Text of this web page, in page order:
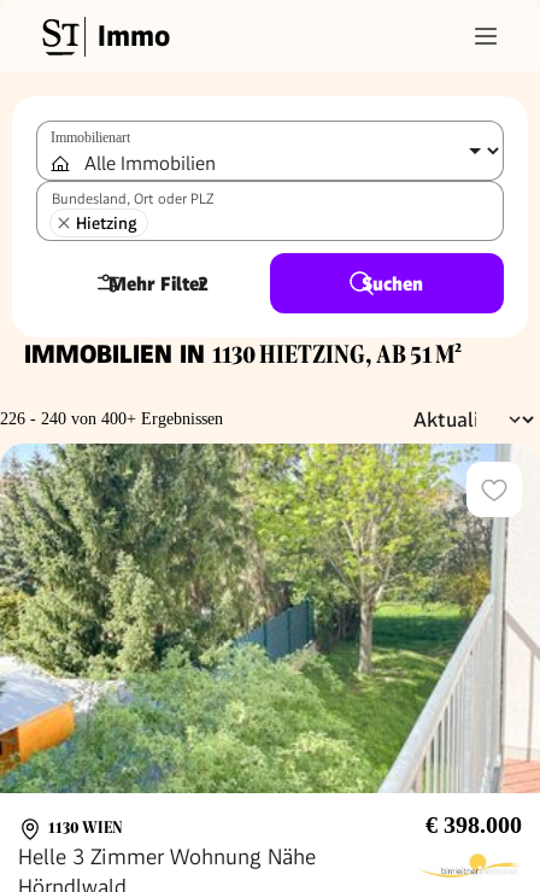
Immo
Immobilienart
Bundesland, Ort oder PLZ
Hietzing
Mehr Filter
2 Suchen
IMMOBILIEN IN 1130 HIETZING, AB 51 M²
226 - 240 von 400+ Ergebnissen
1130 WIEN € 398.000
Helle 3 Zimmer Wohnung Nähe
Hörndlwald